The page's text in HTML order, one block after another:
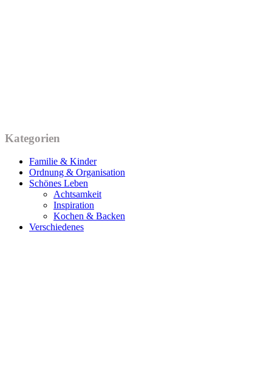
Kategorien
Familie & Kinder
Ordnung & Organisation
Schönes Leben
Achtsamkeit
Inspiration
Kochen & Backen
Verschiedenes